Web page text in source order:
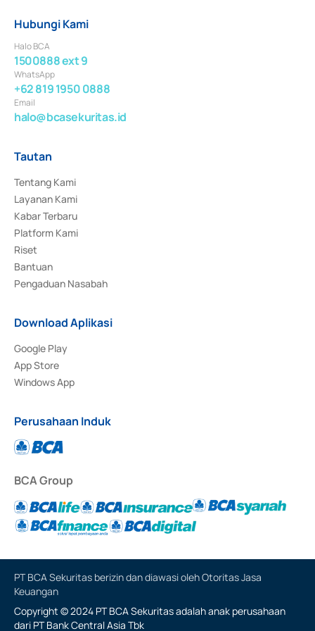
Hubungi Kami
Halo BCA
1500888 ext 9
WhatsApp
+62 819 1950 0888
Email
halo@bcasekuritas.id
Tautan
Tentang Kami
Layanan Kami
Kabar Terbaru
Platform Kami
Riset
Bantuan
Pengaduan Nasabah
Download Aplikasi
Google Play
App Store
Windows App
Perusahaan Induk
BCA Group
PT BCA Sekuritas berizin dan diawasi oleh Otoritas Jasa
Keuangan
Copyright © 2024 PT BCA Sekuritas adalah anak perusahaan
dari PT Bank Central Asia Tbk